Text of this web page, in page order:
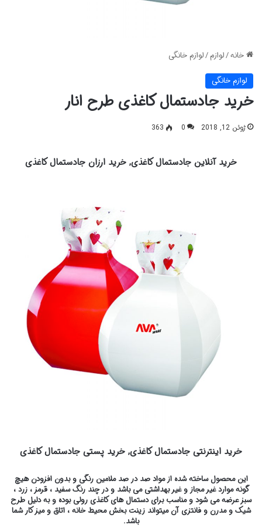
خانه/لوازم/لوازم خانگی
لوازم خانگی
خرید جادستمال کاغذی طرح انار
ژوئن 12, 2018 0
363
خرید آنلاین جادستمال کاغذی, خرید ارزان جادستمال کاغذی
خرید اینترنتی جادستمال کاغذی, خرید پستی جادستمال کاغذی
این محصول ساخته شده از مواد صد در صد ملامین رنگی و بدون افزودن هیچ
گونه موارد غیر مجاز و غیر بهداشتی می باشد و در چند رنگ سفید ، قرمز ، زرد ،
سبز عرضه می شود و مناسب برای دستمال های کاغذی رولی بوده و به دلیل طرح
شیک و مدرن و فانتزی آن میتواند زینت بخش محیط خانه ، اتاق و میز کار شما
باشد.